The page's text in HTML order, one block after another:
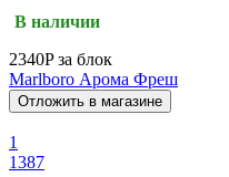
В наличии
2340P за блок
Marlboro Арома Фреш
Отложить в магазине
1
1387